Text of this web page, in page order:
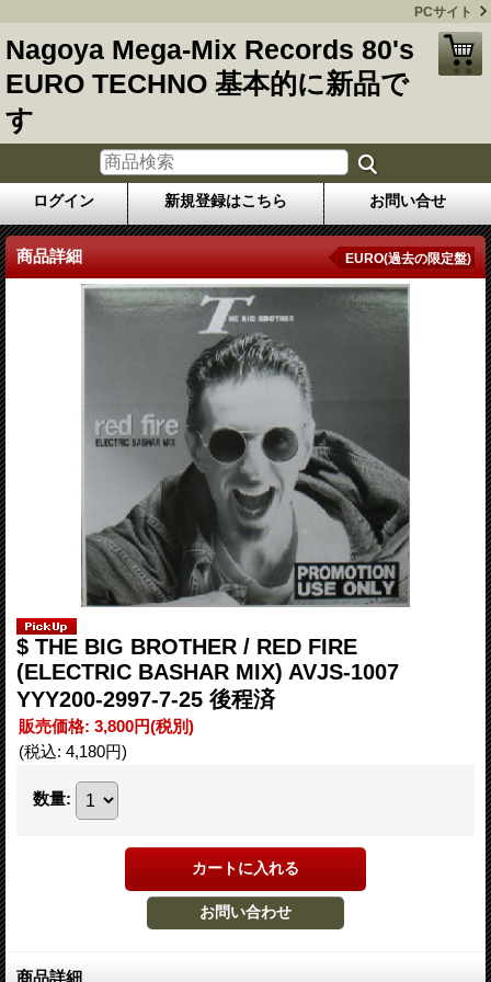
PCサイト
Nagoya Mega-Mix Records 80's
EURO TECHNO 基本的に新品で
す
ログイン 新規登録はこちら お問い合せ
商品詳細 EURO(過去の限定盤)
$ THE BIG BROTHER / RED FIRE
(ELECTRIC BASHAR MIX) AVJS-1007
YYY200-2997-7-25 後程済
販売価格: 3,800円(税別)
(税込: 4,180円)
数量:
商品詳細